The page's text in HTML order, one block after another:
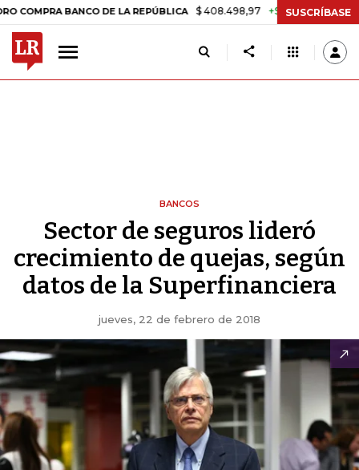
BANCO DE LA REPÚBLICA $ 408.498,97 +$ 8.753,81 +2,19%
SUSCRÍBASE
BANCOS
Sector de seguros lideró
crecimiento de quejas, según
datos de la Superfinanciera
jueves, 22 de febrero de 2018